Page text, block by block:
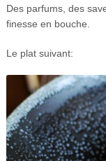
Des parfums, des
finesse en bouche.
Le plat suivant: